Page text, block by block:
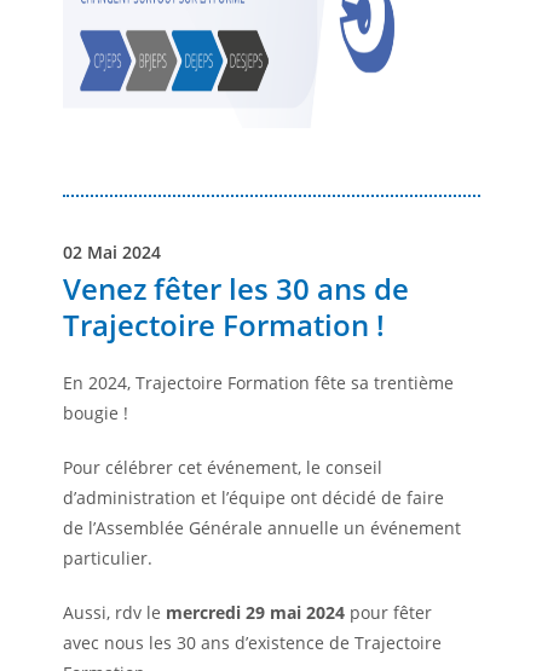
02 Mai 2024
Venez fêter les 30 ans de
Trajectoire Formation !
En 2024, Trajectoire Formation fête sa trentième
bougie !
Pour célébrer cet événement, le conseil
d’administration et l’équipe ont décidé de faire
de l’Assemblée Générale annuelle un événement
particulier.
Aussi, rdv le mercredi 29 mai 2024pour fêter
avec nous les 30 ans d’existence de Trajectoire